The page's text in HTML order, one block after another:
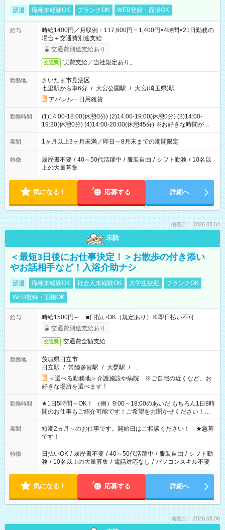
派遣 職種未経験OK ブランクOK WEB登録・面接OK
給与
時給1400円／月収例：117,600円＝1,400円×4時間×21日勤務の
場合＋交通費別途支給
交通費別途支給あり
交通費 実費支給／当社規定あり。
勤務地
さいたま市見沼区
七里駅から車6分 / 大宮公園駅 / 大宮(埼玉県)駅
アパレル・日用雑貨
勤務時間
(1)14:00-18:00(休憩0分) (2)14:00-19:00(休憩0分) (3)14:00-
19:30(休憩0分) (4)14:00-20:00(休憩45分) ※お好きな時間が選べ
ます
期間 1ヶ月以上3ヶ月未満／即日～8月末までの期間限定
特徴 履歴書不要 / 40～50代活躍中 / 服装自由 / シフト勤務 / 10名以
上の大量募集
気になる！ 応募する 詳細へ
掲載日：2026.08.04
未読
＜最短3日後にお仕事決定！＞お散歩の付き添い
やお話相手など！入浴介助ナシ
派遣 職種未経験OK 社会人未経験OK 大学生歓迎
ブランクOK
WEB登録・面接OK
給与
時給1500円～ ■日払いOK（規定あり）※即日払い不可
交通費別途支給あり
交通費 交通費全額支給
勤務地
茨城県日立市
日立駅 / 常陸多賀駅 / 大甕駅 / …
＜選べる勤務地＞介護施設や病院 ※ご自宅の近くなど、お
好きな場所を選べます！
勤務時間
★1日5時間～OK！ （例）9:00～18:00のあいだ もちろん1日8時
間のお仕事もご紹介可能です！ご希望をお聞かせください！★
家庭の都合でお休みが必要な場合も遠慮なくご相談ください。
※週最低15時間以上の勤務が必要です
期間
短期2ヵ月～のお仕事です。開始日はご相談ください！ ★急募
です！
特徴 日払いOK / 履歴書不要 / 40～50代活躍中 / 服装自由 / シフト勤
務 / 10名以上の大量募集 / 電話対応なし / パソコンスキル不要
気になる！ 応募する 詳細へ
掲載日：2026.08.06